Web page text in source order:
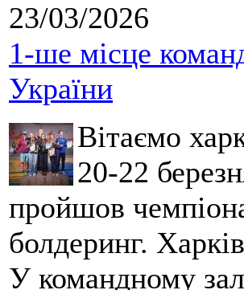
23/03/2026
1-ше місце
України
Вітаємо
20-22
пройшов
болдеринг.
У командному